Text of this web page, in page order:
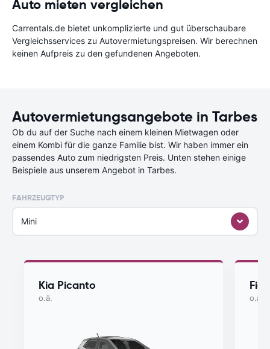
Auto mieten vergleichen
Carrentals.de bietet unkomplizierte und gut überschaubare
Vergleichsservices zu Autovermietungspreisen. Wir berechnen
keinen Aufpreis zu den gefundenen Angeboten.
Autovermietungsangebote in Tarbes
Ob du auf der Suche nach einem kleinen Mietwagen oder
einem Kombi für die ganze Familie bist. Wir haben immer ein
passendes Auto zum niedrigsten Preis. Unten stehen einige
Beispiele aus unserem Angebot in Tarbes.
FAHRZEUGTYP
Mini
Kia Picanto
o.ä. o.ä.